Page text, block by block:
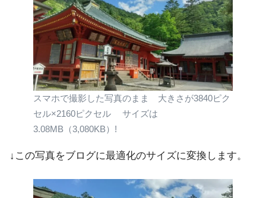
スマホで撮影した写真のまま 大きさが3840ピク
セル×2160ピクセル サイズは
3.08MB（3,080KB）!
↓この写真をブログに最適化のサイズに変換します。